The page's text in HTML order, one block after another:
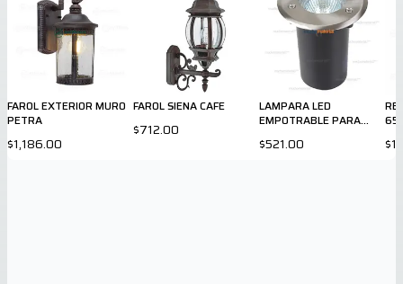
FAROL EXTERIOR MURO
PETRA
$1,186.00
FAROL SIENA CAFE
$712.00
LAMPARA LED
EMPOTRABLE PARA
$521.00